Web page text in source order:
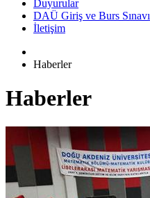
Duyurular
DAÜ Giriş ve Burs Sınavı
İletişim
Haberler
Haberler